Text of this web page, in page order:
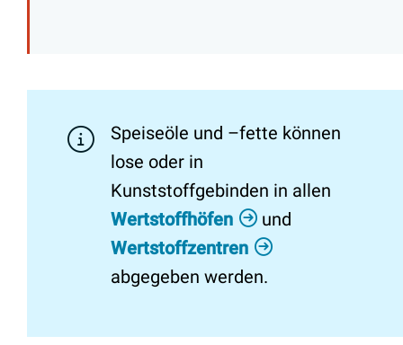
Speiseöle und –fette können
lose oder in
Kunststoffgebinden in allen
Wertstoffhöfen
und
Wertstoffzentren
abgegeben werden.